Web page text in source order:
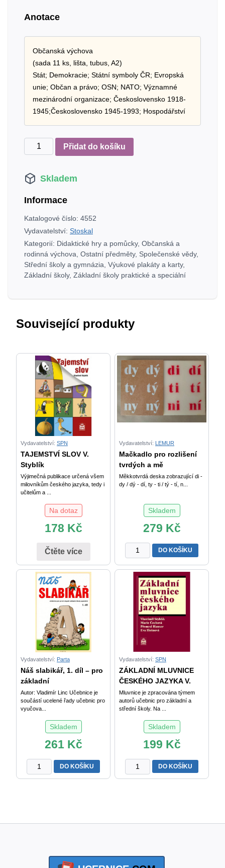
Anotace
Občanská výchova
(sada 11 ks, lišta, tubus, A2)
Stát; Demokracie; Státní symboly ČR; Evropská
unie; Občan a právo; OSN; NATO; Významné
mezinárodní organizace; Československo 1918-
1945;Československo 1945-1993; Hospodářství
Občanská
výchova
sada
11
ks
+
lišta,
tubus
A2
množství
Přidat do košíku
Skladem
Informace
Katalogové číslo: 4552
Vydavatelství: Stoskal
Kategorií: Didaktické hry a pomůcky, Občanská a
rodinná výchova Ostatní předměty, Společenské vědy,
Střední školy a gymnázia Výukové plakáty a karty,
Základní školy, Základní školy praktické a speciální
Související produkty
Vydavatelství: SPN
TAJEMSTVÍ SLOV V.
Styblík
Výjimečná publikace určená všem
milovníkům českého jazyka, tedy i
učitelům a ...
Na dotaz
178 Kč
Čtěte více
Vydavatelství: LEMUR
Mačkadlo pro rozlišení
tvrdých a mě
Měkkotvrdá deska zobrazující di -
dy / dý - dí, ty - ti / tý - tí, n...
Skladem
279 Kč
Mačkadlo
pro
rozlišení
tvrdých
měkkých
slabik
množství
DO KOŠÍKU
Vydavatelství: Parta
Náš slabikář, 1. díl – pro
základní
Autor: Vladimír Linc Učebnice je
součástí ucelené řady učebnic pro
vyučova...
Skladem
261 Kč
Náš
slabikář,
množství
DO KOŠÍKU
Vydavatelství: SPN
ZÁKLADNÍ MLUVNICE
ČESKÉHO JAZYKA V.
Mluvnice je zpracována týmem
autorů učebnic pro základní a
střední školy. Na ...
Skladem
199 Kč
ZÁKLADNÍ
MLUVNICE
DO KOŠÍKU